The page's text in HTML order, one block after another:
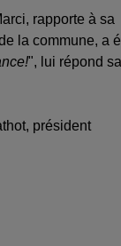
rapporte à sa
la commune, a
", lui répond sa
président